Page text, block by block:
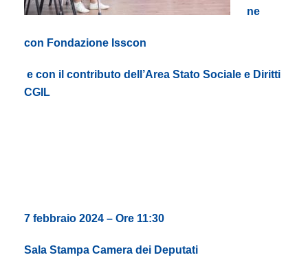
ne
con Fondazione Isscon
e con il contributo dell’Area Stato Sociale e Diritti
CGIL
7 febbraio 2024 – Ore 11:30
Sala Stampa Camera dei Deputati